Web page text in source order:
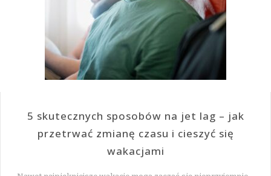
5 skutecznych sposobów na jet lag – jak
przetrwać zmianę czasu i cieszyć się
wakacjami